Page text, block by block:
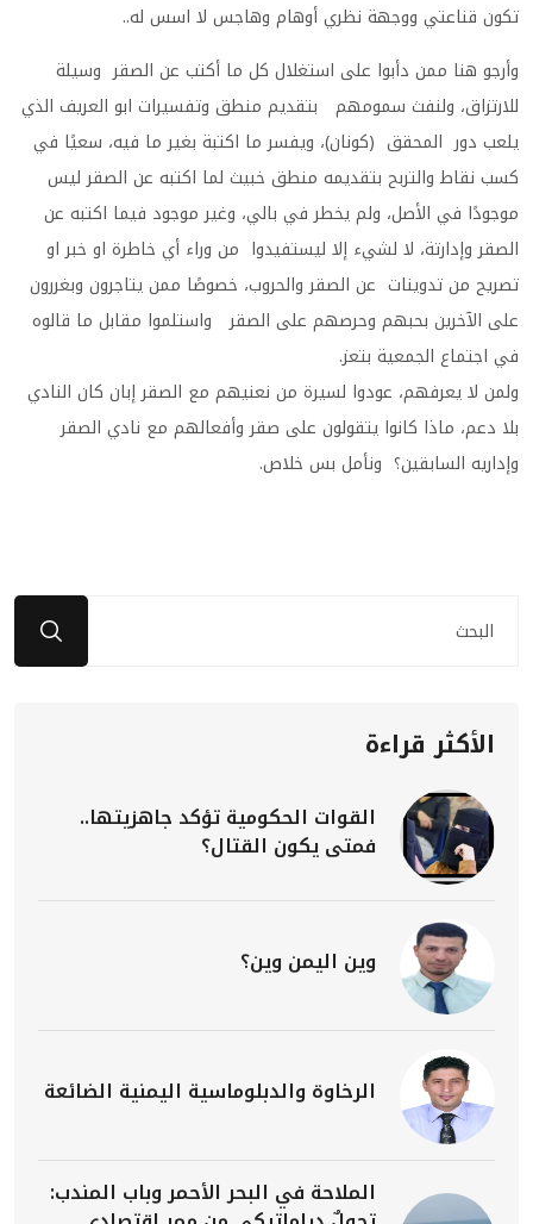
تكون قناعتي ووجهة نظري أوهام وهاجس لا اسس له..
وأرجو هنا ممن دأبوا على استغلال كل ما أكتب عن الصقر وسيلة
للارتزاق، ولنفث سمومهم بتقديم منطق وتفسيرات ابو العريف الذي
يلعب دور المحقق (كونان)، ويفسر ما اكتبة بغير ما فيه، سعيًا في
كسب نقاط والتربح بتقديمه منطق خبيث لما اكتبه عن الصقر ليس
موجودًا في الأصل، ولم يخطر في بالي، وغير موجود فيما اكتبه عن
الصقر وإدارتة، لا لشيء إلا ليستفيدوا من وراء أي خاطرة او خبر او
تصريح من تدوينات عن الصقر والحروب، خصوصًا ممن يتاجرون وبغررون
على الآخرين بحبهم وحرصهم على الصقر واستلموا مقابل ما قالوه
في اجتماع الجمعية بتعز.
ولمن لا يعرفهم، عودوا لسيرة من نعنيهم مع الصقر إبان كان النادي
بلا دعم، ماذا كانوا يتقولون على صقر وأفعالهم مع نادي الصقر
وإداريه السابقين؟ ونأمل بس خلاص.
الأكثر قراءة
القوات الحكومية تؤكد جاهزيتها..
فمتى يكون القتال؟
وين اليمن وين؟
الرخاوة والدبلوماسية اليمنية الضائعة
الملاحة في البحر الأحمر وباب المندب: